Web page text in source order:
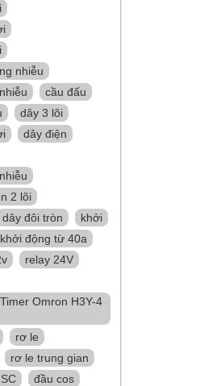
nhiễu
cầu đấu
dây 3 lõi
dây điện
2 lõi
dây đôi tròn
khởi
khởi động từ 40a
relay 24V
Omron H3Y-4
rơ le
rơ le trung gian
đầu cos